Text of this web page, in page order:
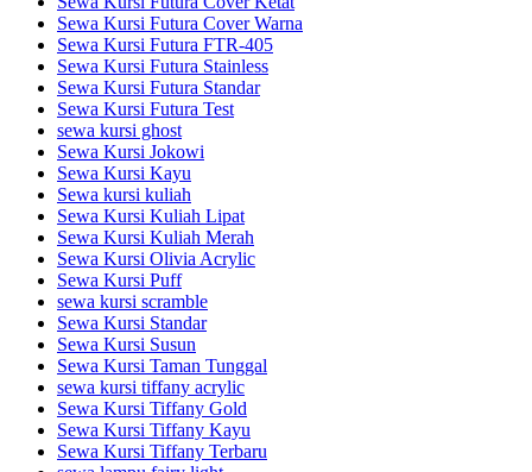
Sewa Kursi Futura Cover Warna
Sewa Kursi Futura FTR-405
Sewa Kursi Futura Stainless
Sewa Kursi Futura Standar
Sewa Kursi Futura Test
sewa kursi ghost
Sewa Kursi Jokowi
Sewa Kursi Kayu
Sewa kursi kuliah
Sewa Kursi Kuliah Lipat
Sewa Kursi Kuliah Merah
Sewa Kursi Olivia Acrylic
Sewa Kursi Puff
sewa kursi scramble
Sewa Kursi Standar
Sewa Kursi Susun
Sewa Kursi Taman Tunggal
sewa kursi tiffany acrylic
Sewa Kursi Tiffany Gold
Sewa Kursi Tiffany Kayu
Sewa Kursi Tiffany Terbaru